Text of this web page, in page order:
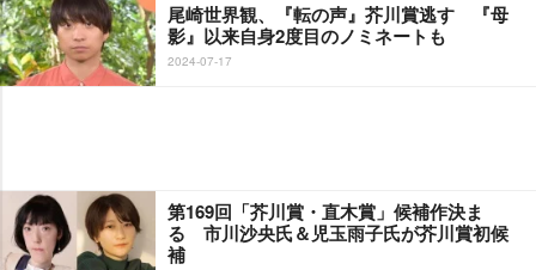
尾崎世界観、『転の声』芥川賞逃す 『母
影』以来自身2度目のノミネートも
2024-07-17
第169回「芥川賞・直木賞」候補作決ま
る 市川沙央氏＆児玉雨子氏が芥川賞初候
補